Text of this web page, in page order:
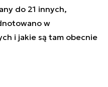
do 21 innych,
w
i jakie są tam obecnie